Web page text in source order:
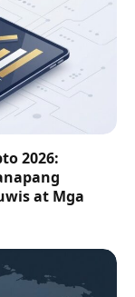
2026:
at Mga